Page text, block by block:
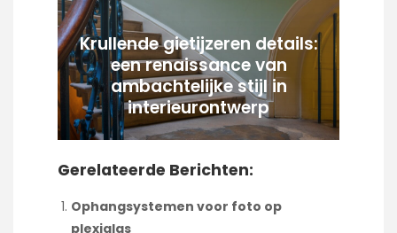
Krullende gietijzeren details:
een renaissance van
ambachtelijke stijl in
interieurontwerp
Gerelateerde Berichten:
Ophangsystemen voor foto op
plexiglas